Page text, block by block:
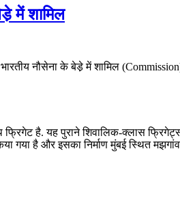
में शामिल
नौसेना के बेडे़ में शामिल
फ्रिगेट है. यह पुराने शिवालिक-क्लास
गया है और इसका निर्माण मुंबई स्थित